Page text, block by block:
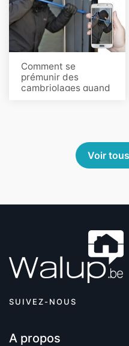
Comment se
prémunir des
cambriolages quand
Voir
SUIVEZ-NOUS
A propos